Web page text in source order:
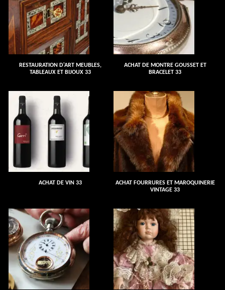
RESTAURATION D'ART MEUBLES,
TABLEAUX ET BIJOUX 33
ACHAT DE MONTRE GOUSSET ET
BRACELET 33
ACHAT DE VIN 33
ACHAT FOURRURES ET MAROQUINERIE
VINTAGE 33